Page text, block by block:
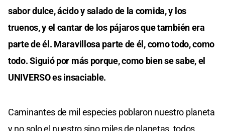
sabor dulce, ácido y salado de la comida, y los
truenos, y el cantar de los pájaros que también era
parte de él. Maravillosa parte de él, como todo, como
todo. Siguió por más porque, como bien se sabe, el
UNIVERSO es insaciable.
Caminantes de mil especies poblaron nuestro planeta
y no solo el nuestro sino miles de planetas, todos